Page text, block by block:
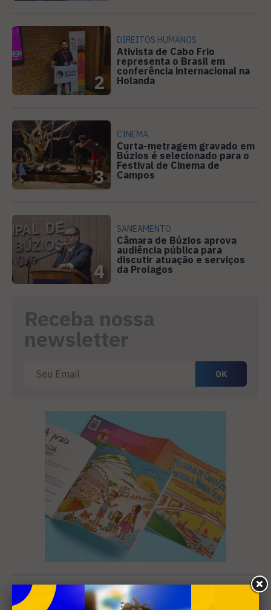
2
DIREITOS HUMANOS
Ativista de Cabo Frio
representa o Brasil em
conferência internacional na
Holanda
3
CINEMA
Curta-metragem gravado em
Búzios é selecionado para o
Festival de Cinema de
Campos
4
SANEAMENTO
Câmara de Búzios aprova
audiência pública para
discutir atuação e serviços
da Prolagos
Receba nossa
newsletter